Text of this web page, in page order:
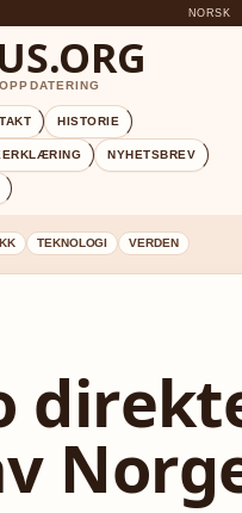
NORSK
HISTORIE
NYHETSBREV
TEKNOLOGI VERDEN